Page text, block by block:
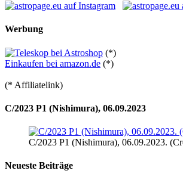
Werbung
(*)
Einkaufen bei amazon.de (*)
(* Affiliatelink)
C/2023 P1 (Nishimura), 06.09.2023
C/2023 P1 (Nishimura), 06.09.2023.
Neueste Beiträge